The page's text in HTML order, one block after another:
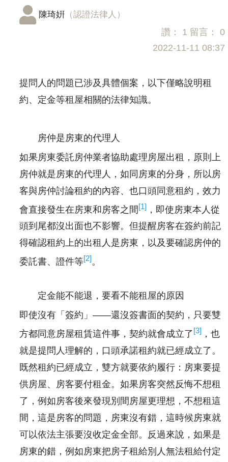
陳琦姸 （認證法律人）
讚： 1 留言： 0
2022-11-11 08:37
提問人的問題已涉及具體個案，以下僅略說明租
約、定金等租屋相關的法律知識。
房仲是房東的代理人
如果房東委託房仲業者協助處理房屋出租，原則上
房仲就是房東的代理人，如同房東的分身，所以房
客與房仲討論租約的內容、也口頭同意租約，效力
會直接發生在房東和房客之間[1] ，即使房東本人從
頭到尾都沒出面也不影響。但提醒房客在簽約前記
得確認租約上的出租人是房東，以及要確認房仲的
委託書、證件等[2]。
定金能不能退，要看不能租屋的原因
即使沒有「簽約」——還沒簽書面的契約，只要雙
方都同意房屋租賃這件事，契約就會成立了[3] ，也
就是提問人理解的，口頭承諾租約就已經成立了。
既然租約已經成立，雙方就要依約履行：房東要提
供房屋、房客要付租金。如果房客突然反悔不想租
了，例如房客後來發現別間房屋更理想，不想租這
間，這是房客的問題，房東沒有錯，這時候房東就
可以依法主張要沒收定金全部。反過來說，如果是
房東的錯，例如房東把房子租給別人無法租給付定